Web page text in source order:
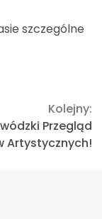
szczególne
Kolejny:
Przegląd
Artystycznych!